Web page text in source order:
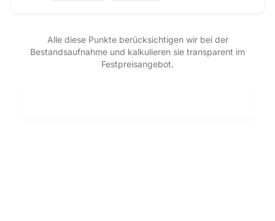
Alle diese Punkte berücksichtigen wir bei der
Bestandsaufnahme und kalkulieren sie transparent im
Festpreisangebot.